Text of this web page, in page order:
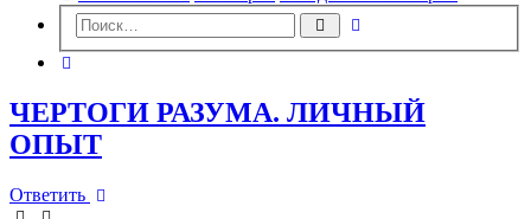
Поиск
ЧЕРТОГИ РАЗУМА. ЛИЧНЫЙ
ОПЫТ
Ответить